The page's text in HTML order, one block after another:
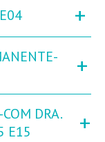
+
+
DRA.
E15
+